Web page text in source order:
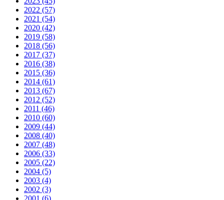
2022 (57)
2021 (54)
2020 (42)
2019 (58)
2018 (56)
2017 (37)
2016 (38)
2015 (36)
2014 (61)
2013 (67)
2012 (52)
2011 (46)
2010 (60)
2009 (44)
2008 (40)
2007 (48)
2006 (33)
2005 (22)
2004 (5)
2003 (4)
2002 (3)
2001 (6)